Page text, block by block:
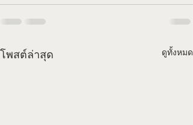
โพสต์ล่าสุด ดูทั้งหมด